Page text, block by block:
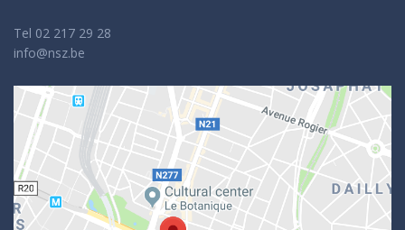
Tel 02 217 29 28
info@nsz.be